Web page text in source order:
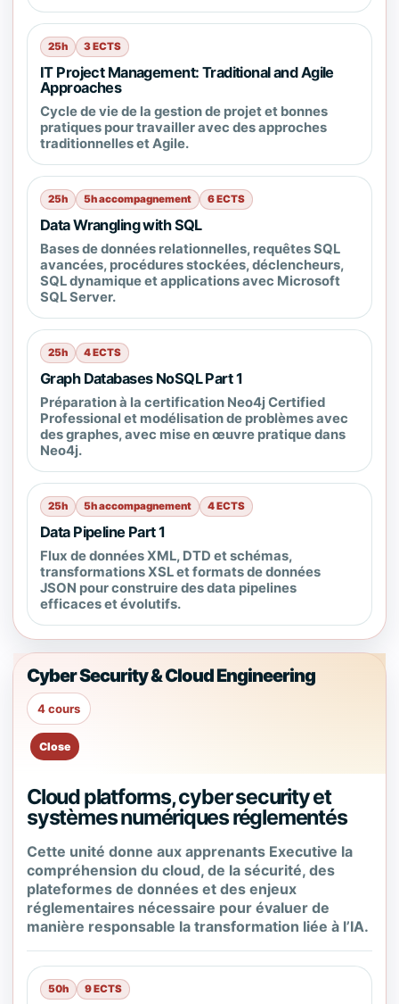
25h 3 ECTS
IT Project Management: Traditional and Agile
Approaches
Cycle de vie de la gestion de projet et bonnes
pratiques pour travailler avec des approches
traditionnelles et Agile.
25h 5h accompagnement 6 ECTS
Data Wrangling with SQL
Bases de données relationnelles, requêtes SQL
avancées, procédures stockées, déclencheurs,
SQL dynamique et applications avec Microsoft
SQL Server.
25h 4 ECTS
Graph Databases NoSQL Part 1
Préparation à la certification Neo4j Certified
Professional et modélisation de problèmes avec
des graphes, avec mise en œuvre pratique dans
Neo4j.
25h 5h accompagnement 4 ECTS
Data Pipeline Part 1
Flux de données XML, DTD et schémas,
transformations XSL et formats de données
JSON pour construire des data pipelines
efficaces et évolutifs.
Cyber Security & Cloud Engineering
4 cours
Cloud platforms, cyber security et
systèmes numériques réglementés
Cette unité donne aux apprenants Executive la
compréhension du cloud, de la sécurité, des
plateformes de données et des enjeux
réglementaires nécessaire pour évaluer de
manière responsable la transformation liée à l’IA.
50h 9 ECTS